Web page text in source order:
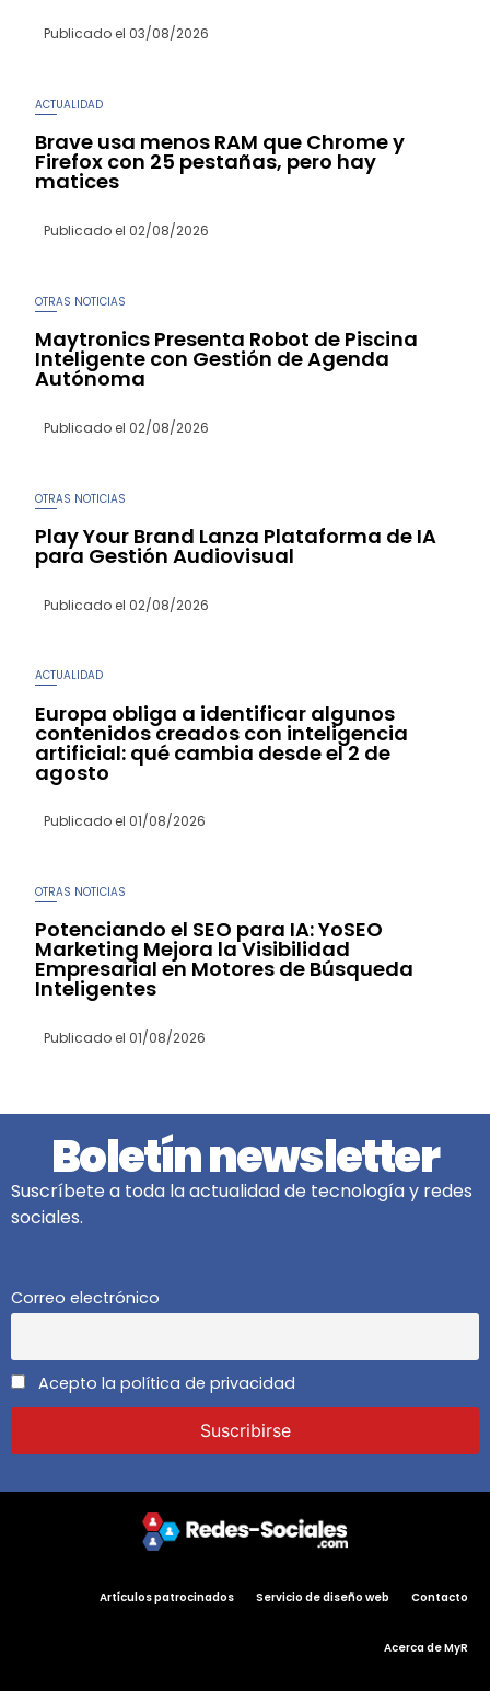
Publicado el 03/08/2026
ACTUALIDAD
Brave usa menos RAM que Chrome y
Firefox con 25 pestañas, pero hay
matices
Publicado el 02/08/2026
OTRAS NOTICIAS
Maytronics Presenta Robot de Piscina
Inteligente con Gestión de Agenda
Autónoma
Publicado el 02/08/2026
OTRAS NOTICIAS
Play Your Brand Lanza Plataforma de IA
para Gestión Audiovisual
Publicado el 02/08/2026
ACTUALIDAD
Europa obliga a identificar algunos
contenidos creados con inteligencia
artificial: qué cambia desde el 2 de
agosto
Publicado el 01/08/2026
OTRAS NOTICIAS
Potenciando el SEO para IA: YoSEO
Marketing Mejora la Visibilidad
Empresarial en Motores de Búsqueda
Inteligentes
Publicado el 01/08/2026
Boletín newsletter
Suscríbete a toda la actualidad de tecnología y redes
sociales.
Correo electrónico
Acepto la política de privacidad
Artículos patrocinados Servicio de diseño web Contacto
Acerca de MyR